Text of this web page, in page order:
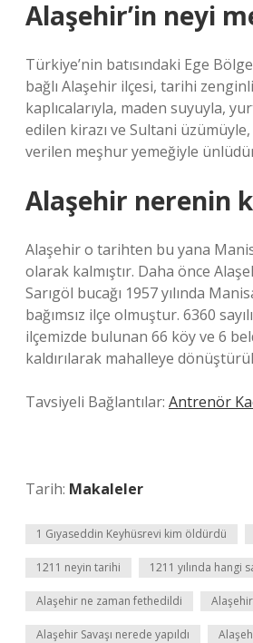
Alaşehir’in neyi
Türkiye’nin batısındaki Ege
bağlı Alaşehir ilçesi, tarihi
kaplıcalarıyla, maden suyuyla,
edilen kirazı ve Sultani üzümüyle,
verilen meşhur yemeğiyle
Alaşehir nerenin
Alaşehir o tarihten bu yana
olarak kalmıştır. Daha önce
Sarıgöl bucağı 1957 yılında
bağımsız ilçe olmuştur. 6360
ilçemizde bulunan 66 köy ve 6
kaldırılarak mahalleye
Tavsiyeli Bağlantılar: Antrenör
Tarih: Makaleler
1 Gıyaseddin Keyhüsrevi kim öldürdü
1211 neyin tarihi 1211 yılında hangi
Alaşehir ne zaman fethedildi
Alaşehir Savaşı nerede yapıldı